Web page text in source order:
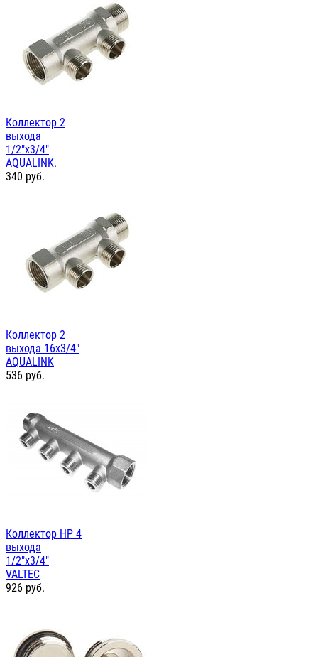
Коллектор 2
выхода
1/2"х3/4"
AQUALINK.
340 руб.
Коллектор 2
выхода 16х3/4"
AQUALINK
536 руб.
Коллектор НР 4
выхода
1/2"х3/4"
VALTEC
926 руб.